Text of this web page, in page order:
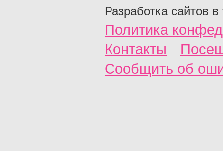
Разработка сайтов в
Политика
Контакты
Сообщить об